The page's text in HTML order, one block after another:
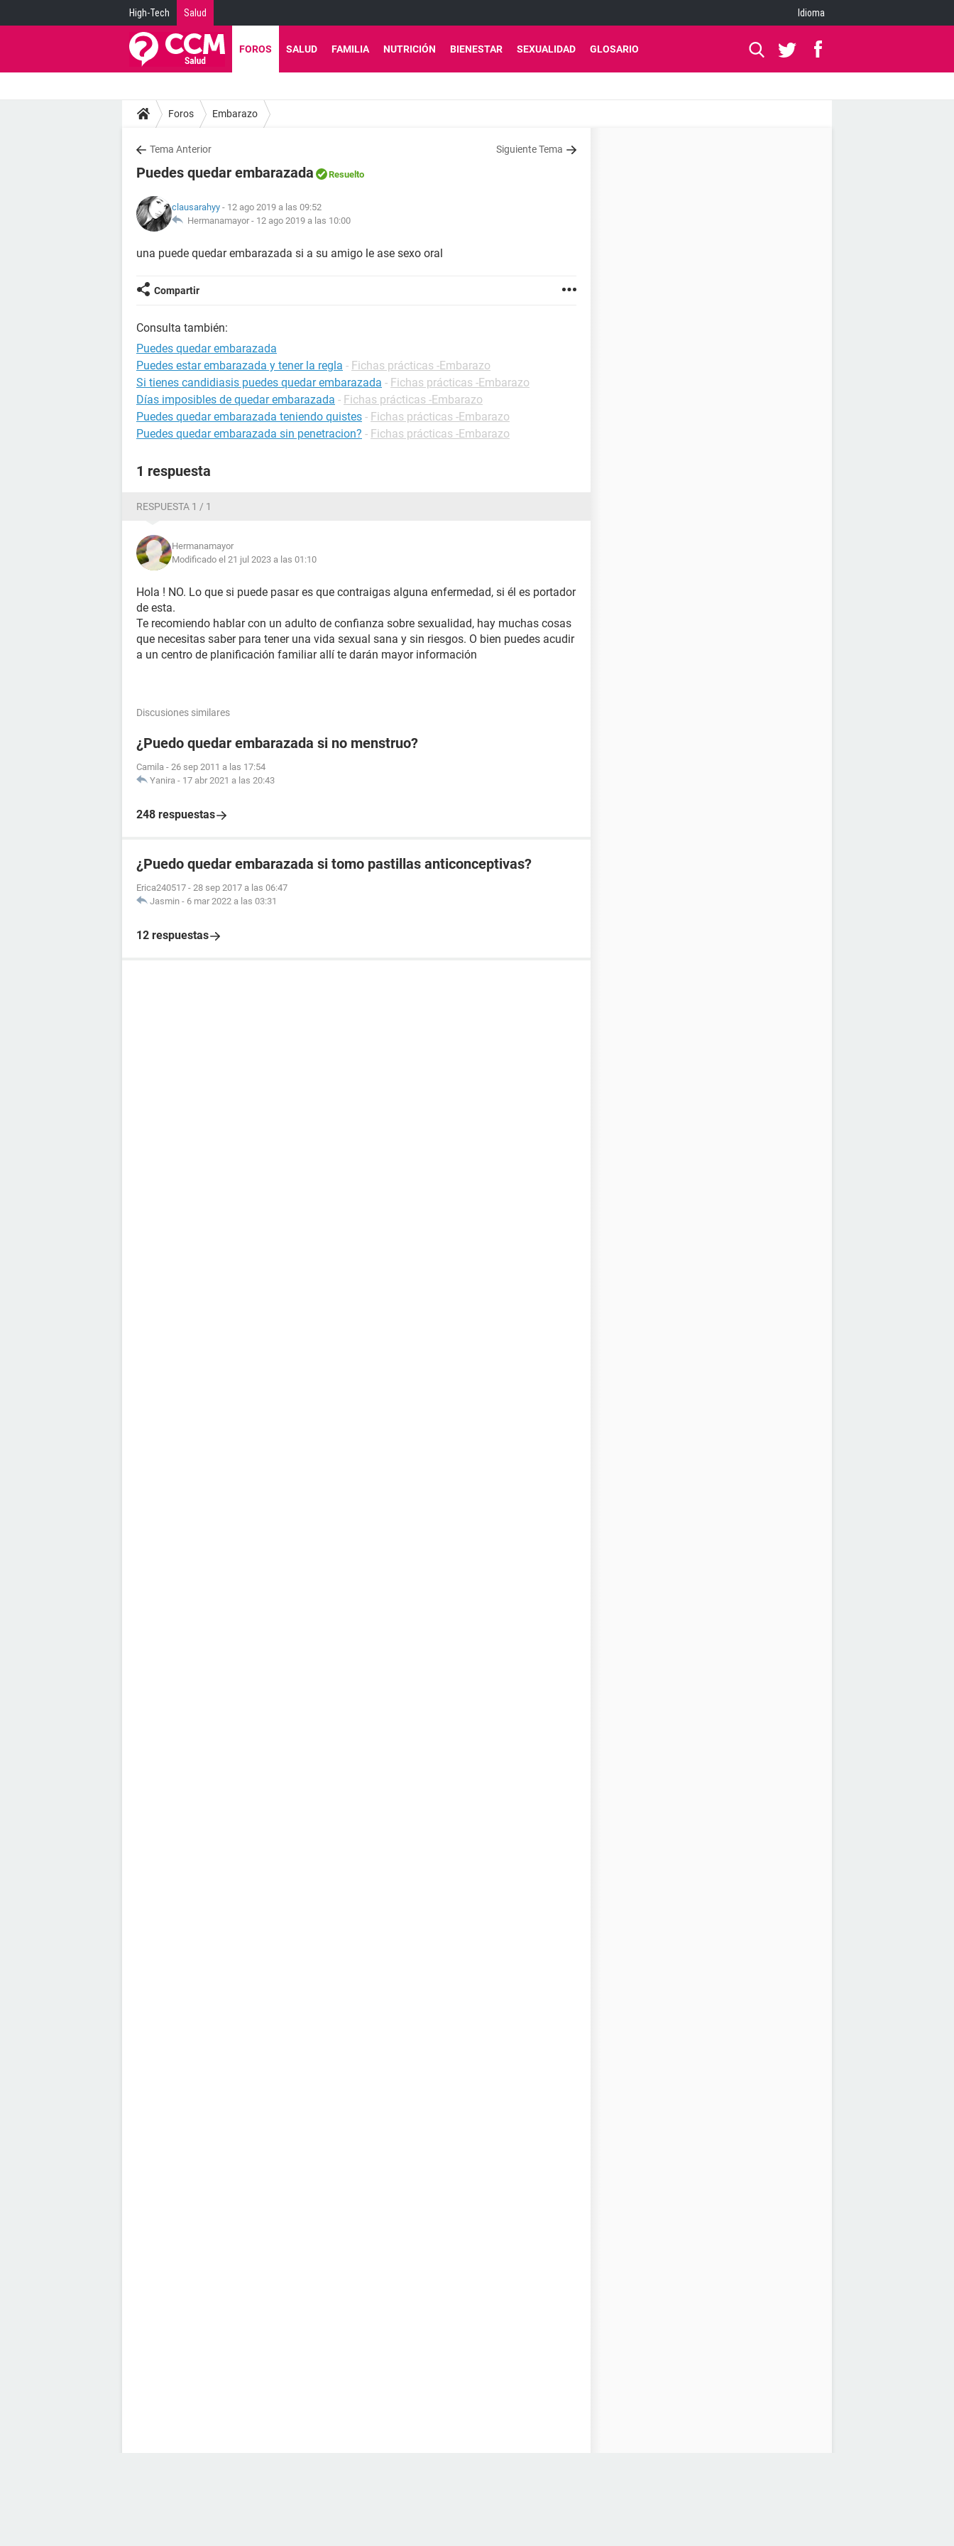
High-Tech Salud Idioma
FOROS SALUD FAMILIA NUTRICIÓN BIENESTAR SEXUALIDAD GLOSARIO
Foros Embarazo
Tema Anterior Siguiente Tema
Puedes quedar embarazada Resuelto
clausarahyy - 12 ago 2019 a las 09:52
Hermanamayor - 12 ago 2019 a las 10:00
una puede quedar embarazada si a su amigo le ase sexo oral
Compartir
Consulta también:
Puedes quedar embarazada
Puedes estar embarazada y tener la regla - Fichas prácticas -Embarazo
Si tienes candidiasis puedes quedar embarazada - Fichas prácticas -Embarazo
Días imposibles de quedar embarazada - Fichas prácticas -Embarazo
Puedes quedar embarazada teniendo quistes - Fichas prácticas -Embarazo
Puedes quedar embarazada sin penetracion? - Fichas prácticas -Embarazo
1 respuesta
RESPUESTA 1 / 1
Hermanamayor
Modificado el 21 jul 2023 a las 01:10
Hola ! NO. Lo que si puede pasar es que contraigas alguna enfermedad, si él es portador
de esta.
Te recomiendo hablar con un adulto de confianza sobre sexualidad, hay muchas cosas
que necesitas saber para tener una vida sexual sana y sin riesgos. O bien puedes acudir
a un centro de planificación familiar allí te darán mayor información
Discusiones similares
¿Puedo quedar embarazada si no menstruo?
Camila - 26 sep 2011 a las 17:54
Yanira - 17 abr 2021 a las 20:43
248 respuestas
¿Puedo quedar embarazada si tomo pastillas anticonceptivas?
Erica240517 - 28 sep 2017 a las 06:47
Jasmin - 6 mar 2022 a las 03:31
12 respuestas